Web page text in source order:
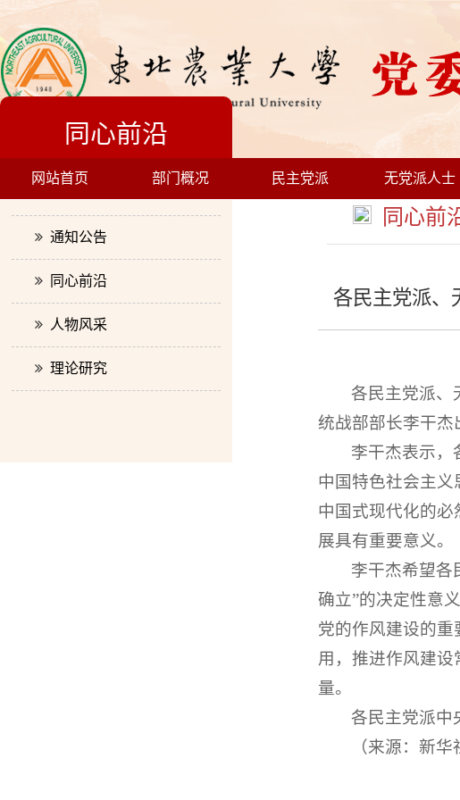
网站首页 部门概况 民主党派 无党派人士
同心前沿
通知公告
同心前沿
人物风采
理论研究
同心前
各民主党派、
各民主党派、
统战部部长李干杰
李干杰表示，
中国特色社会主
中国式现代化的
展具有重要意义。
李干杰希望各
确立”的决定性意
党的作风建设的
用，推进作风建
量。
各民主党派中
（来源：新华